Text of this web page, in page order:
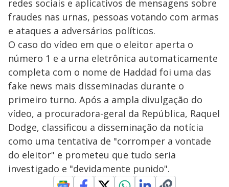
redes sociais e aplicativos de mensagens sobre
fraudes nas urnas, pessoas votando com armas
e ataques a adversários políticos.
O caso do vídeo em que o eleitor aperta o
número 1 e a urna eletrônica automaticamente
completa com o nome de Haddad foi uma das
fake news mais disseminadas durante o
primeiro turno. Após a ampla divulgação do
vídeo, a procuradora-geral da República, Raquel
Dodge, classificou a disseminação da notícia
como uma tentativa de "corromper a vontade
do eleitor" e prometeu que tudo seria
investigado e "devidamente punido".